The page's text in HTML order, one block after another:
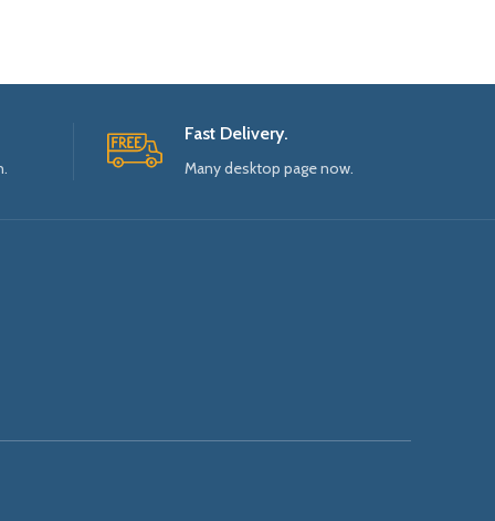
Fast Delivery.
Many desktop page now.